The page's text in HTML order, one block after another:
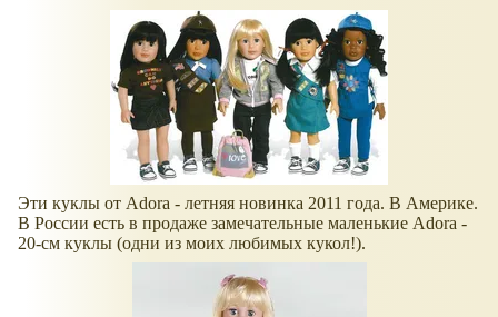
Эти куклы от Adora - летняя новинка 2011 года. В Америке.
В России есть в продаже замечательные маленькие Adora -
20-см куклы (одни из моих любимых кукол!).